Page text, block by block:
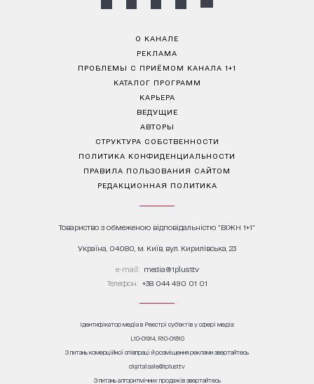
О КАНАЛЕ
РЕКЛАМА
ПРОБЛЕМЫ С ПРИЁМОМ КАНАЛА 1+1
КАТАЛОГ ПРОГРАММ
КАРЬЕРА
ВЕДУЩИЕ
АВТОРЫ
СТРУКТУРА СОБСТВЕННОСТИ
ПОЛИТИКА КОНФИДЕНЦИАЛЬНОСТИ
ПРАВИЛА ПОЛЬЗОВАНИЯ САЙТОМ
РЕДАКЦИОННАЯ ПОЛИТИКА
Товариство з обмеженою відповідальністю "ВІЖН 1+1"
Україна, 04080, м. Київ, вул. Кирилівська, 23
е-mail: media@1plus1.tv
Телефон: +38 044 490 01 01
Ідентифікатор медіа в Реєстрі суб’єктів у сфері медіа:
L10-01914, R10-01810
З питань комерційної співпраці й розміщення реклами звертайтесь
digital.sale@1plus1.tv
З питань алгоритмічних продажів звертайтесь